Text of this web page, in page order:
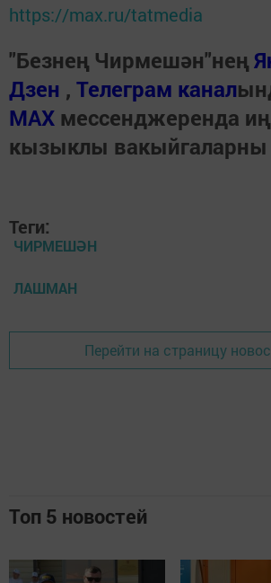
https://max.ru/tatmedia
"Безнең Чирмешән"нең
Дзен , Телеграм канал
МАХ мессенджеренда
кызыклы вакыйгаларны
Теги:
ЧИРМЕШӘН
ЛАШМАН
Перейти на страницу
Топ 5 новостей